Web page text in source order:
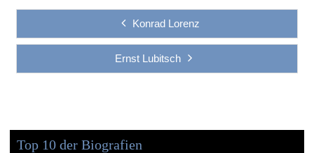
Konrad Lorenz
Ernst Lubitsch
Top 10 der Biografien